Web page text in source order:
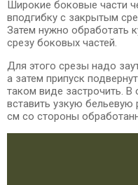
Широкие боковые части
вподгибку с закрытым
Затем нужно обработать
срезу боковых частей.
Для этого срезы надо
а затем припуск
таком виде застрочить.
вставить узкую бельевую
см со стороны